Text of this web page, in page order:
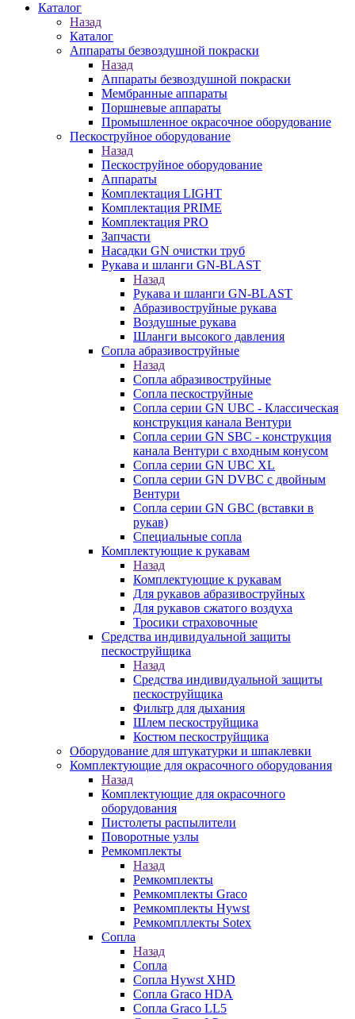
Каталог
Назад
Каталог
Аппараты безвоздушной покраски
Назад
Аппараты безвоздушной покраски
Мембранные аппараты
Поршневые аппараты
Промышленное окрасочное оборудование
Пескоструйное оборудование
Назад
Пескоструйное оборудование
Аппараты
Комплектация LIGHT
Комплектация PRIME
Комплектация PRO
Запчасти
Насадки GN очистки труб
Рукава и шланги GN-BLAST
Назад
Рукава и шланги GN-BLAST
Абразивоструйные рукава
Воздушные рукава
Шланги высокого давления
Сопла абразивоструйные
Назад
Сопла абразивоструйные
Сопла пескоструйные
Сопла серии GN UBC - Классическая
конструкция канала Вентури
Сопла серии GN SBC - конструкция
канала Вентури c входным конусом
Сопла серии GN UBC XL
Сопла серии GN DVBC с двойным
Вентури
Сопла серии GN GBC (вставки в
рукав)
Специальные сопла
Комплектующие к рукавам
Назад
Комплектующие к рукавам
Для рукавов абразивоструйных
Для рукавов сжатого воздуха
Тросики страховочные
Средства индивидуальной защиты
пескоструйщика
Назад
Средства индивидуальной защиты
пескоструйщика
Фильтр для дыхания
Шлем пескоструйщика
Костюм пескоструйщика
Оборудование для штукатурки и шпаклевки
Комплектующие для окрасочного оборудования
Назад
Комплектующие для окрасочного
оборудования
Пистолеты распылители
Поворотные узлы
Ремкомплекты
Назад
Ремкомплекты
Ремкомплекты Graco
Ремкомплекты Hywst
Ремкомпллекты Sotex
Сопла
Назад
Сопла
Сопла Hywst XHD
Сопла Graco HDA
Сопла Graco LL5